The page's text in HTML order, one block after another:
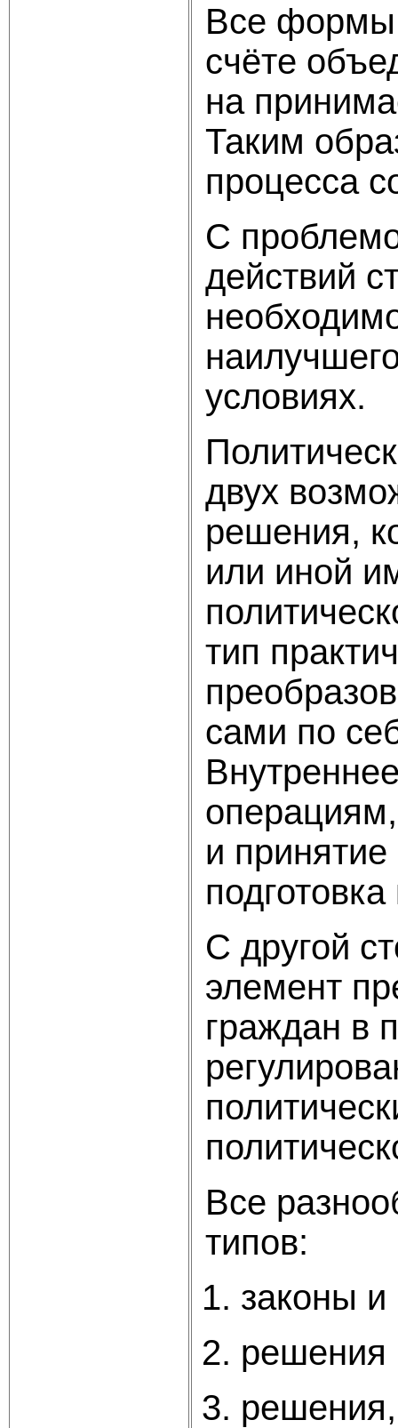
Все формы
счёте
на
Таким
процесса
С
действий
условиях.
двух
решения,
или иной
тип
сами по
и
С другой
элемент
граждан в
Все
типов:
законы и
решения